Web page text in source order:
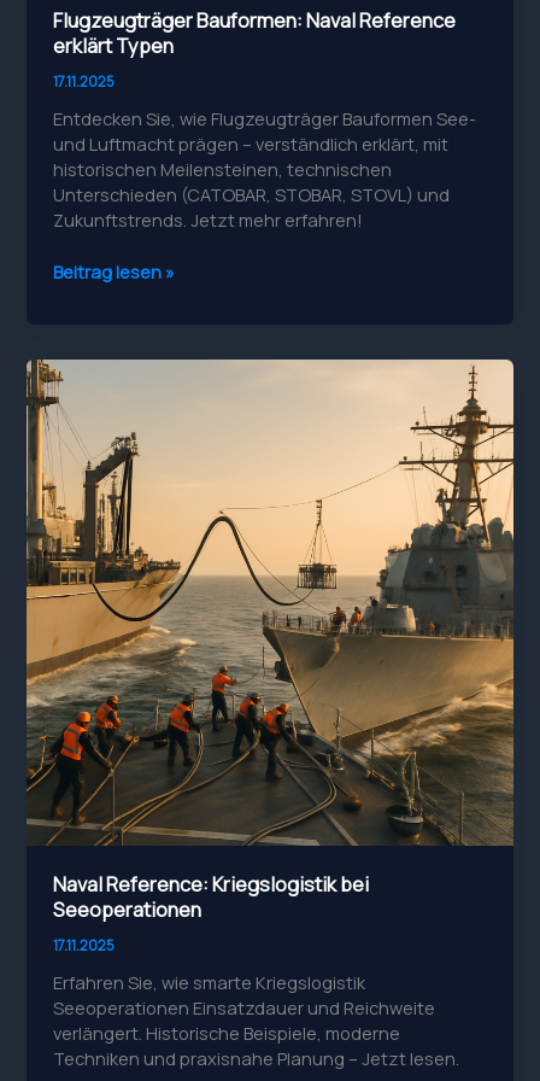
Flugzeugträger Bauformen: Naval Reference
erklärt Typen
17.11.2025
Entdecken Sie, wie Flugzeugträger Bauformen See-
und Luftmacht prägen – verständlich erklärt, mit
historischen Meilensteinen, technischen
Unterschieden (CATOBAR, STOBAR, STOVL) und
Zukunftstrends. Jetzt mehr erfahren!
Flugzeugträger
erklärt
Typen
Beitrag lesen »
Naval Reference: Kriegslogistik bei
Seeoperationen
17.11.2025
Erfahren Sie, wie smarte Kriegslogistik
Seeoperationen Einsatzdauer und Reichweite
verlängert. Historische Beispiele, moderne
Techniken und praxisnahe Planung – Jetzt lesen.